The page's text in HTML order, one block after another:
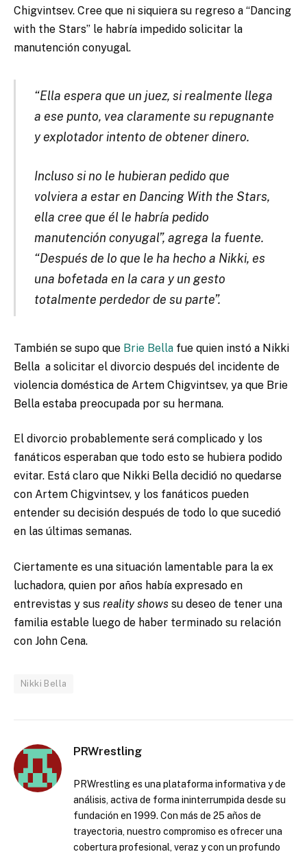
Chigvintsev. Cree que ni siquiera su regreso a “Dancing
with the Stars” le habría impedido solicitar la
manutención conyugal.
“Ella espera que un juez, si realmente llega
a ese punto, vea claramente su repugnante
y explotador intento de obtener dinero.
Incluso si no le hubieran pedido que
volviera a estar en Dancing With the Stars,
ella cree que él le habría pedido
manutención conyugal”, agrega la fuente.
“Después de lo que le ha hecho a Nikki, es
una bofetada en la cara y un gesto
totalmente perdedor de su parte”.
También se supo que Brie Bella fue quien instó a Nikki
Bella a solicitar el divorcio después del incidente de
violencia doméstica de Artem Chigvintsev, ya que Brie
Bella estaba preocupada por su hermana.
El divorcio probablemente será complicado y los
fanáticos esperaban que todo esto se hubiera podido
evitar. Está claro que Nikki Bella decidió no quedarse
con Artem Chigvintsev, y los fanáticos pueden
entender su decisión después de todo lo que sucedió
en las últimas semanas.
Ciertamente es una situación lamentable para la ex
luchadora, quien por años había expresado en
entrevistas y sus reality shows su deseo de tener una
familia estable luego de haber terminado su relación
con John Cena.
Nikki Bella
PRWrestling
PRWrestling es una plataforma informativa y de
análisis, activa de forma ininterrumpida desde su
fundación en 1999. Con más de 25 años de
trayectoria, nuestro compromiso es ofrecer una
cobertura profesional, veraz y con un profundo